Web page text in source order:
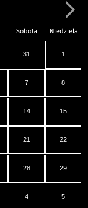
Sobota Niedziela
31 1
7 8
14 15
21 22
28 29
4 5